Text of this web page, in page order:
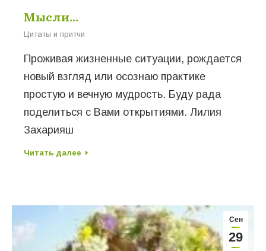
Мысли…
Цитаты и притчи
Проживая жизненные ситуации, рождается
новый взгляд или осознаю практике
простую и вечную мудрость. Буду рада
поделиться с Вами открытиями. Лилия
Захарияш
Читать далее
Сен
29